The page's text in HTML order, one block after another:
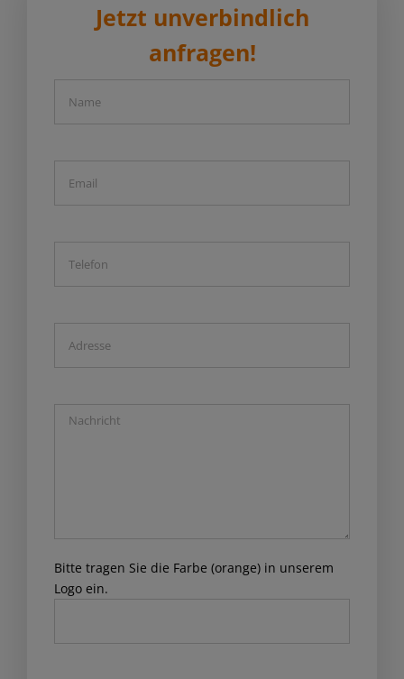
Jetzt unverbindlich
anfragen!
Bitte tragen Sie die Farbe (orange) in unserem
Logo ein.